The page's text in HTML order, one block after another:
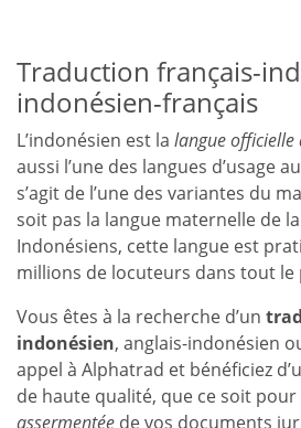
Traduction français-
indonésien-français
L’indonésien est la langue officielle
aussi l’une des langues d’usage
s’agit de l’une des variantes du
soit pas la langue maternelle de
Indonésiens, cette langue est
millions de locuteurs dans tout le
Vous êtes à la recherche d’un
indonésien, anglais-indonésien
appel à Alphatrad et bénéficiez
de haute qualité, que ce soit pour
assermentée de vos documents